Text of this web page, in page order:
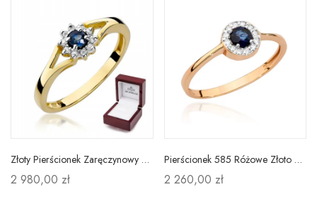
Złoty Pierścionek Zaręczynowy 585 Szafir Diamenty
2 980,00 zł
Pierścionek 585 Różowe Złoto Szafir Brylanty
2 260,00 zł